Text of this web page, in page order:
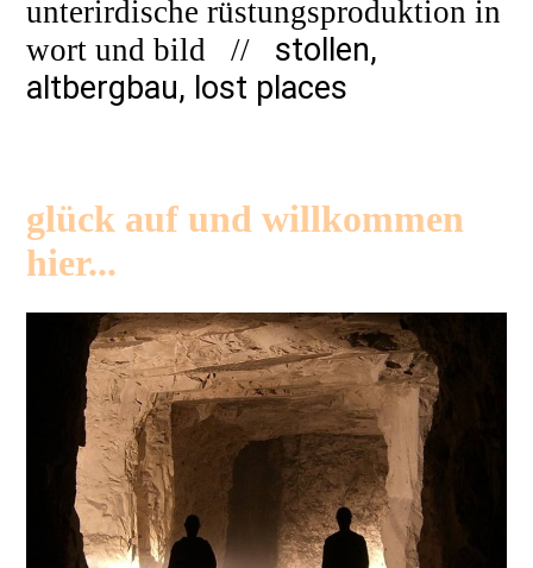
unterirdische rüstungsproduktion in
wort und bild // stollen,
altbergbau, lost places
glück auf und willkommen
hier...